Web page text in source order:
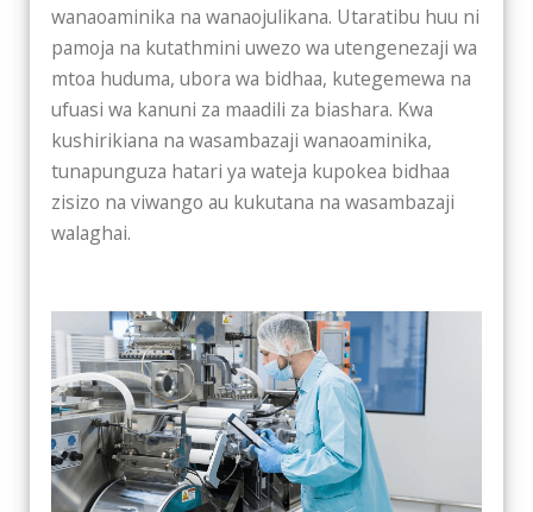
wanaoaminika na wanaojulikana. Utaratibu huu ni
pamoja na kutathmini uwezo wa utengenezaji wa
mtoa huduma, ubora wa bidhaa, kutegemewa na
ufuasi wa kanuni za maadili za biashara. Kwa
kushirikiana na wasambazaji wanaoaminika,
tunapunguza hatari ya wateja kupokea bidhaa
zisizo na viwango au kukutana na wasambazaji
walaghai.